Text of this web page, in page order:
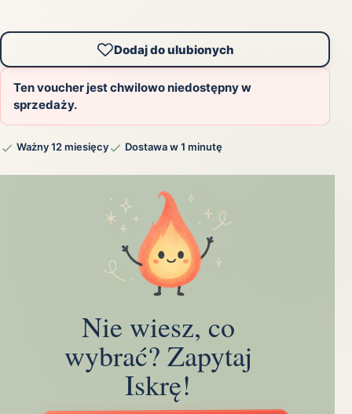
Dodaj do ulubionych
Ten voucher jest chwilowo niedostępny w
sprzedaży.
Ważny 12 miesięcy Dostawa w 1 minutę
Nie wiesz, co
wybrać? Zapytaj
Iskrę!